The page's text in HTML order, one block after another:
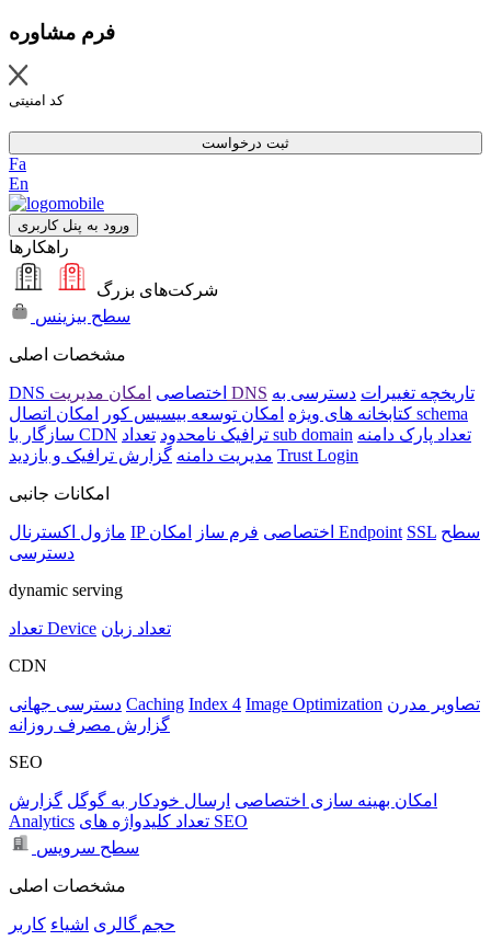
فرم مشاوره
کد امنیتی
ثبت درخواست
Fa
En
ورود به پنل کاربری
راهکارها
شرکت‌های بزرگ
سطح بیزینس
مشخصات اصلی
DNS اختصاصی امکان مدیریت DNS تاریخچه تغییرات دسترسی به
کتابخانه های ویژه امکان توسعه بیسیس کور
امکان اتصال schema
سازگار با CDN
ترافیک نامحدود تعداد sub domain تعداد پارک دامنه
مدیریت دامنه گزارش ترافیک و بازدید Trust Login
امکانات جانبی
ماژول اکسترنال IP اختصاصی فرم ساز امکان Endpoint SSL سطح
دسترسی
dynamic serving
تعداد Device تعداد زبان
CDN
دسترسی جهانی Caching Index 4 Image Optimization تصاویر مدرن
گزارش مصرف روزانه
SEO
امکان بهینه سازی اختصاصی ارسال خودکار به گوگل گزارش
Analytics
تعداد کلیدواژه های SEO
سطح سرویس
مشخصات اصلی
حجم گالری اشیاء کاربر